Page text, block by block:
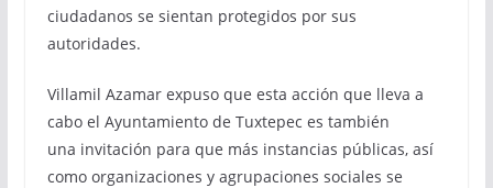
ciudadanos se sientan protegidos por sus
autoridades.
Villamil Azamar expuso que esta acción que lleva a
cabo el Ayuntamiento de Tuxtepec es también
una invitación para que más instancias públicas, así
como organizaciones y agrupaciones sociales se